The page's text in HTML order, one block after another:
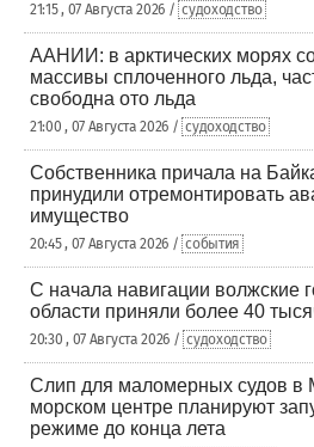
21:15 , 07 Августа 2026 / судоходство
ААНИИ: в арктических морях
массивы сплоченного льда,
свободна ото льда
21:00 , 07 Августа 2026 / судоходство
Собственника причала на
принудили отремонтировать
имущество
20:45 , 07 Августа 2026 / события
С начала навигации волжские
области приняли более 40
20:30 , 07 Августа 2026 / судоходство
Слип для маломерных судов в
морском центре планируют
режиме до конца лета